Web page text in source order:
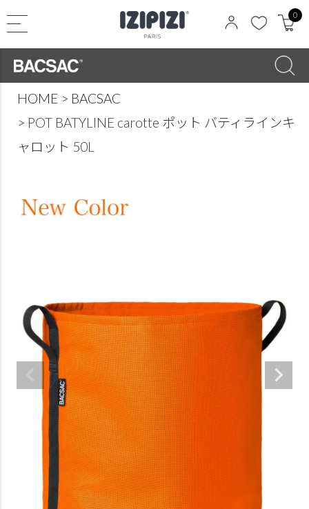
0
HOME
BACSAC
POT BATYLINE carotte ポット バティラインキ
ャロット 50L